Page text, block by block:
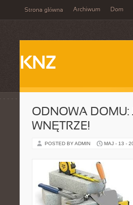
Strona główna Archiwum Dom
KNZ
ODNOWA DOMU:
WNĘTRZE!
POSTED BY ADMIN MAJ - 13 -